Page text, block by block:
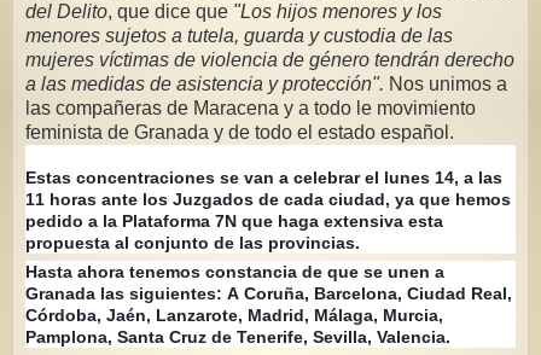
del Delito, que dice que "Los hijos menores y los
menores sujetos a tutela, guarda y custodia de las
mujeres víctimas de violencia de género tendrán derecho
a las medidas de asistencia y protección". Nos unimos a
las compañeras de Maracena y a todo le movimiento
feminista de Granada y de todo el estado español.
Estas concentraciones se van a celebrar el lunes 14, a las
11 horas ante los Juzgados de cada ciudad, ya que hemos
pedido a la Plataforma 7N que haga extensiva esta
propuesta al conjunto de las provincias.
Hasta ahora tenemos constancia de que se unen a
Granada las siguientes: A Coruña, Barcelona, Ciudad Real,
Córdoba, Jaén, Lanzarote, Madrid, Málaga, Murcia,
Pamplona, Santa Cruz de Tenerife, Sevilla, Valencia.